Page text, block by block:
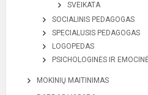
SVEIKATA
SOCIALINIS PEDAGOGAS
SPECIALUSIS PEDAGOGAS
LOGOPEDAS
PSICHOLOGINĖS IR
MOKINIŲ MAITINIMAS